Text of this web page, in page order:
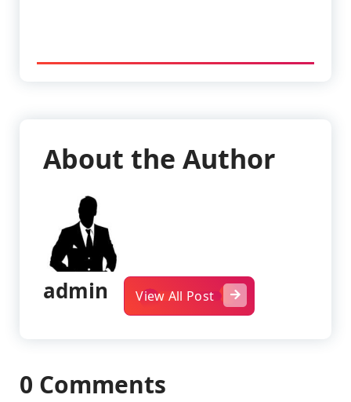
About the Author
admin View All Post
0 Comments